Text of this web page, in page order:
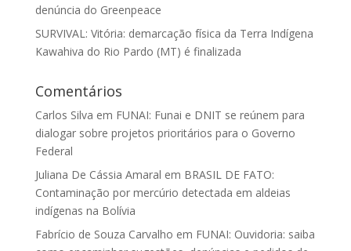
denúncia do Greenpeace
SURVIVAL: Vitória: demarcação física da Terra Indígena
Kawahiva do Rio Pardo (MT) é finalizada
Comentários
Carlos Silva em FUNAI: Funai e DNIT se reúnem para
dialogar sobre projetos prioritários para o Governo
Federal
Juliana De Cássia Amaral em BRASIL DE FATO:
Contaminação por mercúrio detectada em aldeias
indígenas na Bolívia
Fabrício de Souza Carvalho em FUNAI: Ouvidoria: saiba